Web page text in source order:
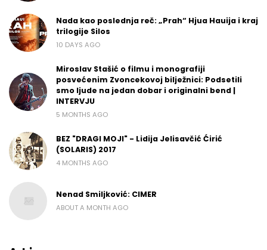
Nada kao poslednja reč: „Prah“ Hjua Hauija i kraj
trilogije Silos
10 DAYS AGO
Miroslav Stašić o filmu i monografiji
posvećenim Zvoncekovoj bilježnici: Podsetili
smo ljude na jedan dobar i originalni bend |
INTERVJU
5 MONTHS AGO
BEZ "DRAGI MOJI" - Lidija Jelisavčić Ćirić
(SOLARIS) 2017
4 MONTHS AGO
Nenad Smiljković: CIMER
ABOUT A MONTH AGO